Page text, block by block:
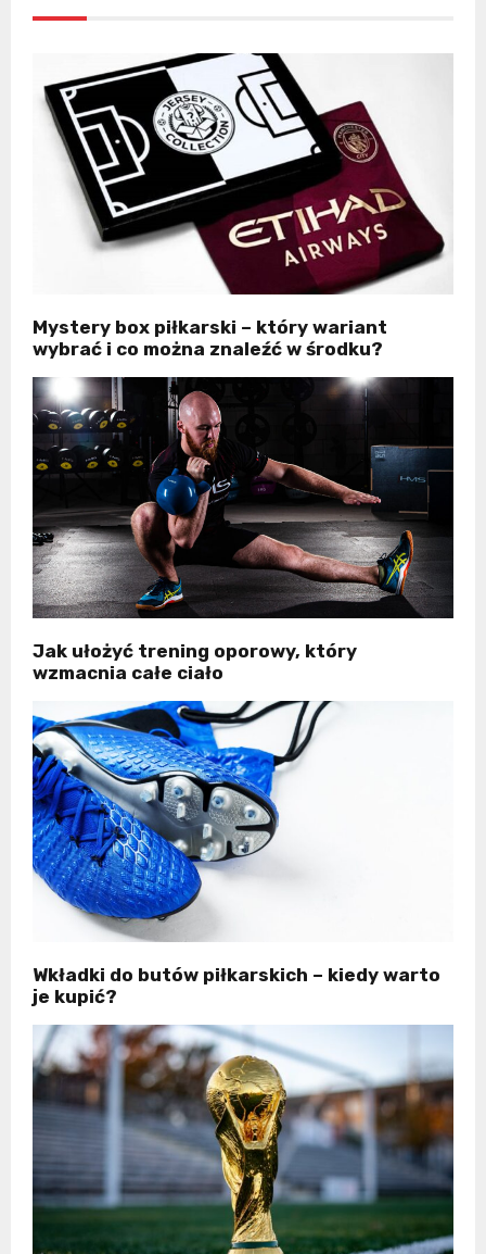
Mystery box piłkarski – który wariant
wybrać i co można znaleźć w środku?
Jak ułożyć trening oporowy, który
wzmacnia całe ciało
Wkładki do butów piłkarskich – kiedy warto
je kupić?